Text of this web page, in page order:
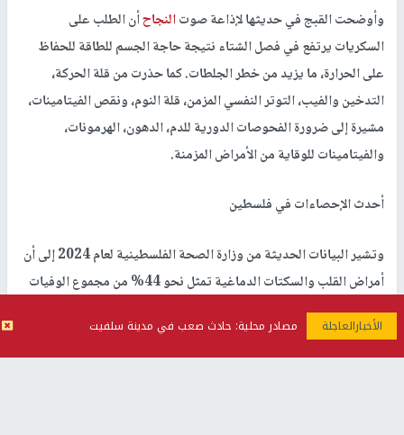
مصادر محلية: حادث صعب في مدينة سلفيت
وأوضحت القبج في حديثها لإذاعة صوتالنجاحأن الطلب على
السكريات يرتفع في فصل الشتاء نتيجة حاجة الجسم للطاقة للحفاظ
على الحرارة، ما يزيد من خطر الجلطات. كما حذرت من قلة الحركة،
التدخين والفيب، التوتر النفسي المزمن، قلة النوم، ونقص الفيتامينات،
مشيرة إلى ضرورة الفحوصات الدورية للدم، الدهون، الهرمونات،
والفيتامينات للوقاية من الأمراض المزمنة.
أحدث الإحصاءات في فلسطين
وتشير البيانات الحديثة من وزارة الصحة الفلسطينية لعام 2024 إلى أن
أمراض القلب والسكتات الدماغية تمثل نحو 44% من مجموع الوفيات
في الضفة الغربية، مع تسجيل ارتفاع ملحوظ في حالات الإصابة بين
الشباب نتيجة نمط الحياة الحديث وقلة الوعي الغذائي. وتشير دراسات
WHO STEPS 2022 إلى ارتفاع معدلات ارتفاع ضغط الدم والسكري،